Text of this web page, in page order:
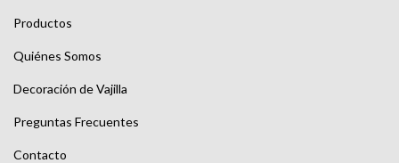
Productos
Quiénes Somos
Decoración de Vajilla
Preguntas Frecuentes
Contacto